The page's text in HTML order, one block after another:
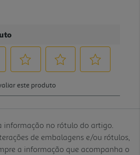
informação no rótulo do artigo.
de embalagens e/ou rótulos,
a informação que acompanha o